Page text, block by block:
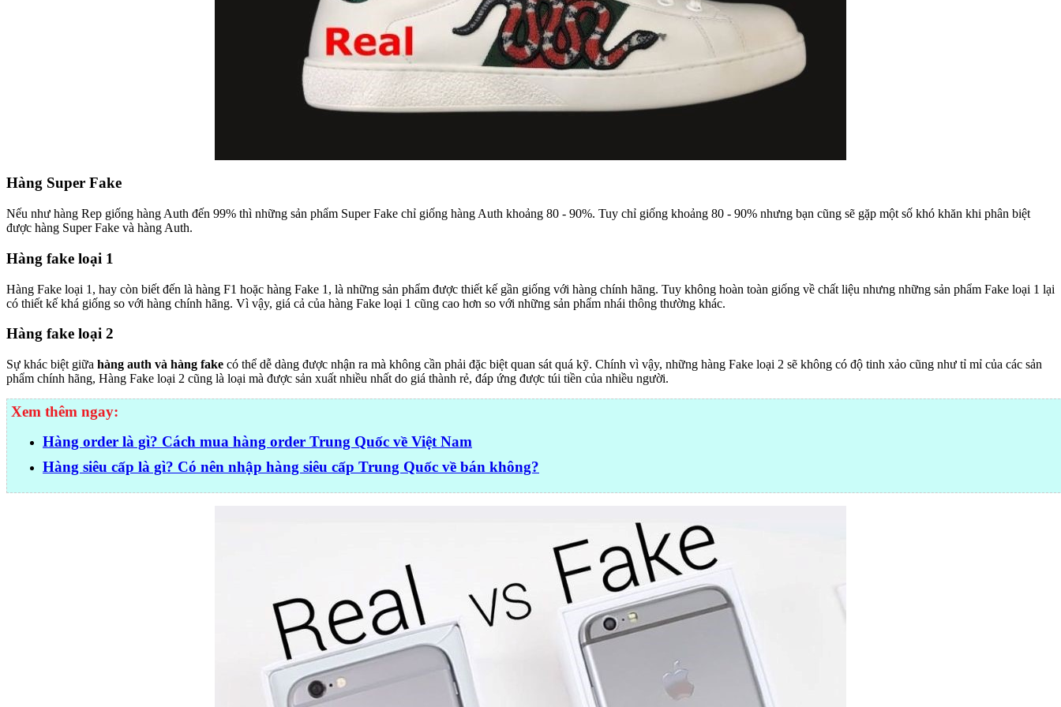
Hàng Super Fake
Nếu như hàng Rep giống hàng Auth đến 99% thì những sản phẩm Super Fake chỉ giống hàng Auth khoảng 80 - 90%. Tuy chỉ giống khoảng 80 - 90% nhưng bạn cũng sẽ gặp một số khó khăn khi phân biệt
được hàng Super Fake và hàng Auth.
Hàng fake loại 1
Hàng Fake loại 1, hay còn biết đến là hàng F1 hoặc hàng Fake 1, là những sản phẩm được thiết kế gần giống với hàng chính hãng. Tuy không hoàn toàn giống về chất liệu nhưng những sản phẩm Fake loại 1 lại
có thiết kế khá giống so với hàng chính hãng. Vì vậy, giá cả của hàng Fake loại 1 cũng cao hơn so với những sản phẩm nhái thông thường khác.
Hàng fake loại 2
Sự khác biệt giữa hàng auth và hàng fake có thể dễ dàng được nhận ra mà không cần phải đặc biệt quan sát quá kỹ. Chính vì vậy, những hàng Fake loại 2 sẽ không có độ tinh xảo cũng như tỉ mỉ của các sản
phẩm chính hãng, Hàng Fake loại 2 cũng là loại mà được sản xuất nhiều nhất do giá thành rẻ, đáp ứng được túi tiền của nhiều người.
Xem thêm ngay:
Hàng order là gì? Cách mua hàng order Trung Quốc về Việt Nam
Hàng siêu cấp là gì? Có nên nhập hàng siêu cấp Trung Quốc về bán không?